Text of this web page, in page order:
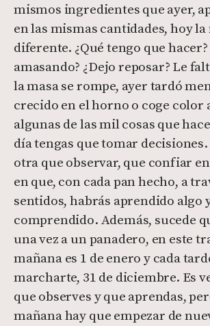
mismos ingredientes que ayer,
en las mismas cantidades, hoy la
diferente. ¿Qué tengo que hacer?
amasando? ¿Dejo reposar? Le
la masa se rompe, ayer tardó
crecido en el horno o coge color
algunas de las mil cosas que
día tengas que tomar decisiones.
otra que observar, que confiar
en que, con cada pan hecho, a
sentidos, habrás aprendido algo
comprendido. Además, sucede
una vez a un panadero, en este
mañana es 1 de enero y cada
marcharte, 31 de diciembre. Es
que observes y que aprendas,
mañana hay que empezar de